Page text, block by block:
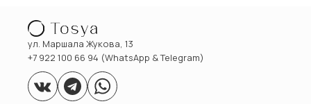
ул. Маршала Жукова, 13
+7 922 100 66 94 (WhatsApp & Telegram)